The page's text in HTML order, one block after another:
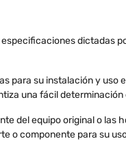
dictadas
para su instalación y
una fácil
del equipo original o
o componente para su